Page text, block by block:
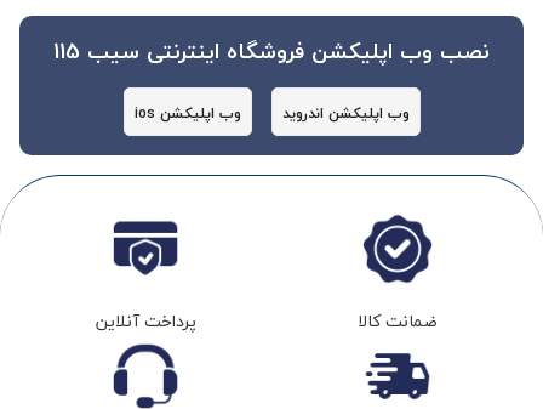
نصب وب اپلیکشن فروشگاه اینترنتی سیب 115
وب اپلیکشن اندروید وب اپلیکشن ios
ضمانت کالا پرداخت آنلاین